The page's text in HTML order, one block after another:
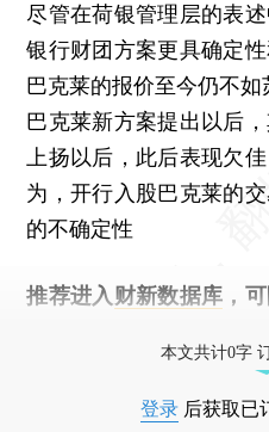
尽管在荷银管理层的表
银行财团方案更具确定
巴克莱的报价至今仍不如
巴克莱新方案提出以后
上扬以后，此后表现欠
为，开行入股巴克莱的
的不确定性
推荐进入 财新数据库 ，
本文共计0字
登录 后获取已